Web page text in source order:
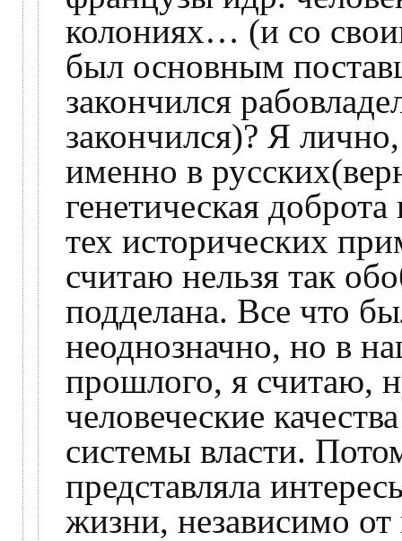
колониях… (и со
был основным
закончился
закончился)? Я
именно в
генетическая
тех исторических
считаю нельзя так
подделана. Все что
неоднозначно, но в
прошлого, я считаю,
человеческие
системы власти.
представляла
жизни, независимо